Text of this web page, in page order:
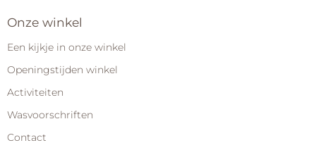
Onze winkel
Een kijkje in onze winkel
Openingstijden winkel
Activiteiten
Wasvoorschriften
Contact